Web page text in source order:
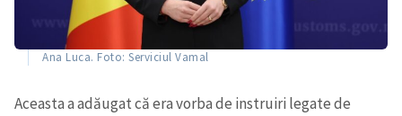
Ana Luca. Foto: Serviciul Vamal
Aceasta a adăugat că era vorba de instruiri legate de